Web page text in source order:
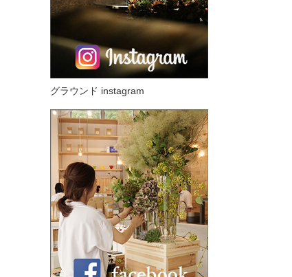
グラウンド instagram